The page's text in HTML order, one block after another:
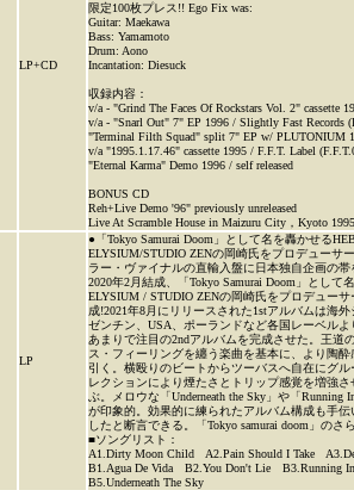
LP+CD
限定100枚プレス!! Ego Fix was:
Guitar: Maekawa
Bass: Yamamoto
Drum: Aono
Incantation: Diesuck
収録内容：
v/a - "Grind The Faces Of Rockstars Vol. 2" cassette
v/a - "Snarl Out" 7" EP 1996 / Slightly Fast Records
"Terminal Filth Squad" split 7" EP w/ PLUTONIUM
v/a "1995.1.17.46" cassette 1995 / F.F.T. Label
"Eternal Karma" Demo 1996 / self released
BONUS CD
Reh+Live Demo '96" previously unreleased
Live At Scramble House in Maizuru City，Kyoto
LP
●「Tokyo Samurai Doom」として名を轟かせる
ELYSIUM/STUDIO ZENの岡崎氏をプロデューサ
ラー・ヴァイナルの直輸入盤に日本独自企画の
2020年2月結成、「Tokyo Samurai Doom」とし
ELYSIUM / STUDIO ZENの岡崎氏をプロデュー
成!2021年8月にリリースされた1stアルバムは海
ゼンチン、USA、ポーランドなど各国レーベル
あまりで注目の2ndアルバムを完成させた。王道
ス・フィーリングを纏う楽曲を基本に、より陶
引く。横殴りのビートからツーバスへ自在にグル
レクションにより煙たさとトリップ感覚を増強さ
ぶ。メロウな「Underneath the Sky」や「
が印象的。効果的に練られたアルバム構成も手
したと断言できる。「Tokyo samurai doom」のさ
■ソングリスト：
A1.Dirty Moon Child A2.Pain Should I Take
B1.Agua De Vida B2.You Don't Lie B3.Running
B5.Underneath The Sky